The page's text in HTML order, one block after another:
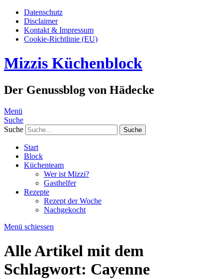
Datenschutz
Disclaimer
Kontakt & Impressum
Cookie-Richtlinie (EU)
Mizzis Küchenblock
Der Genussblog von Hädecke
Menü
Suche
Suche
Start
Block
Küchenteam
Wer ist Mizzi?
Gasthelfer
Rezepte
Rezept der Woche
Nachgekocht
Menü schiessen
Alle Artikel mit dem
Schlagwort: Cayenne